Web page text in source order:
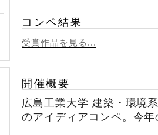
コンペ結果
受賞作品を見る...
開催概要
広島工業大学 建築・環境
のアイディアコンペ。今